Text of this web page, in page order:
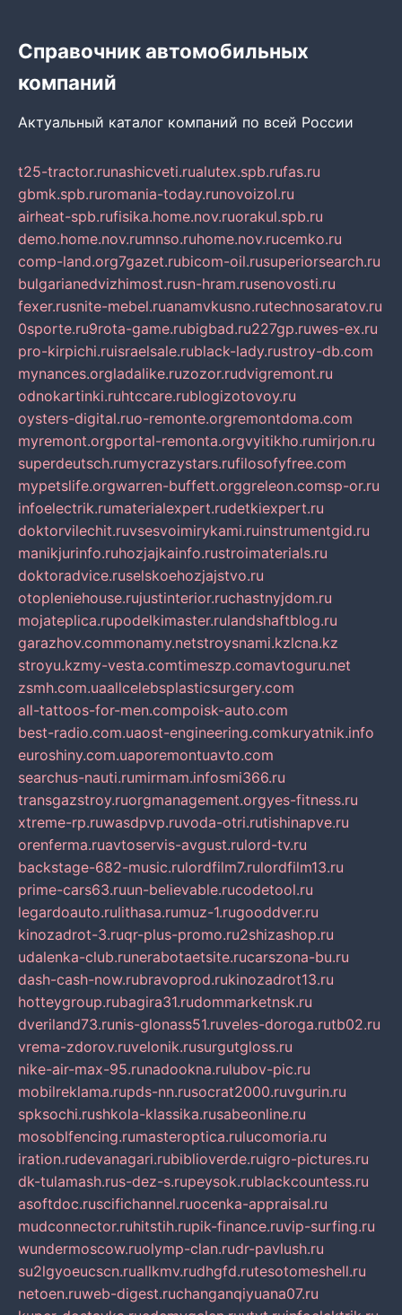
Справочник автомобильных
компаний
Актуальный каталог компаний по всей России
t25-tractor.runashicveti.rualutex.spb.rufas.ru
gbmk.spb.ruromania-today.runovoizol.ru
airheat-spb.rufisika.home.nov.ruorakul.spb.ru
demo.home.nov.rumnso.ruhome.nov.rucemko.ru
comp-land.org7gazet.rubicom-oil.rusuperiorsearch.ru
bulgarianedvizhimost.rusn-hram.rusenovosti.ru
fexer.rusnite-mebel.ruanamvkusno.rutechnosaratov.ru
0sporte.ru9rota-game.rubigbad.ru227gp.ruwes-ex.ru
pro-kirpichi.ruisraelsale.rublack-lady.rustroy-db.com
mynances.orgladalike.ruzozor.rudvigremont.ru
odnokartinki.ruhtccare.rublogizotovoy.ru
oysters-digital.ruo-remonte.orgremontdoma.com
myremont.orgportal-remonta.orgvyitikho.rumirjon.ru
superdeutsch.rumycrazystars.rufilosofyfree.com
mypetslife.orgwarren-buffett.orggreleon.comsp-or.ru
infoelectrik.rumaterialexpert.rudetkiexpert.ru
doktorvilechit.ruvsesvoimirykami.ruinstrumentgid.ru
manikjurinfo.ruhozjajkainfo.rustroimaterials.ru
doktoradvice.ruselskoehozjajstvo.ru
otopleniehouse.rujustinterior.ruchastnyjdom.ru
mojateplica.rupodelkimaster.rulandshaftblog.ru
garazhov.commonamy.netstroysnami.kzlcna.kz
stroyu.kzmy-vesta.comtimeszp.comavtoguru.net
zsmh.com.uaallcelebsplasticsurgery.com
all-tattoos-for-men.compoisk-auto.com
best-radio.com.uaost-engineering.comkuryatnik.info
euroshiny.com.uaporemontuavto.com
searchus-nauti.rumirmam.infosmi366.ru
transgazstroy.ruorgmanagement.orgyes-fitness.ru
xtreme-rp.ruwasdpvp.ruvoda-otri.rutishinapve.ru
orenferma.ruavtoservis-avgust.rulord-tv.ru
backstage-682-music.rulordfilm7.rulordfilm13.ru
prime-cars63.ruun-believable.rucodetool.ru
legardoauto.rulithasa.rumuz-1.rugooddver.ru
kinozadrot-3.ruqr-plus-promo.ru2shizashop.ru
udalenka-club.runerabotaetsite.rucarszona-bu.ru
dash-cash-now.rubravoprod.rukinozadrot13.ru
hotteygroup.rubagira31.rudommarketnsk.ru
dveriland73.runis-glonass51.ruveles-doroga.rutb02.ru
vrema-zdorov.ruvelonik.rusurgutgloss.ru
nike-air-max-95.runadookna.rulubov-pic.ru
mobilreklama.rupds-nn.rusocrat2000.ruvgurin.ru
spksochi.rushkola-klassika.rusabeonline.ru
mosoblfencing.rumasteroptica.rulucomoria.ru
iration.rudevanagari.rubiblioverde.ruigro-pictures.ru
dk-tulamash.rus-dez-s.rupeysok.rublackcountess.ru
asoftdoc.ruscifichannel.ruocenka-appraisal.ru
mudconnector.ruhitstih.rupik-finance.ruvip-surfing.ru
wundermoscow.ruolymp-clan.rudr-pavlush.ru
su2lgyoeucscn.ruallkmv.rudhgfd.rutesotomeshell.ru
netoen.ruweb-digest.ruchanganqiyuana07.ru